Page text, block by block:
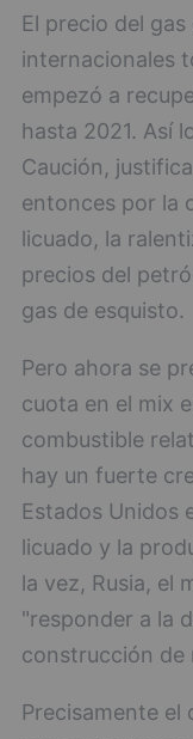
El precio del
internacionales
empezó a
hasta 2021. Así
Caución,
entonces por la
licuado, la
precios del
gas de esquisto.
Pero ahora se
cuota en el mix
combustible
hay un fuerte
Estados Unidos
licuado y la
la vez, Rusia, el
"responder a la
construcción de
Precisamente el